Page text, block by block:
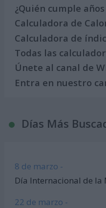
¿Quién cumple
Calculadora de
Calculadora de
Todas las
Únete al canal de
Entra en nuestro
Días Más
8 de marzo -
Día Internacional de la
22 de marzo -